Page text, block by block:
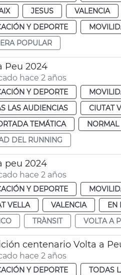
JESUS VALENCIA
Y DEPORTE
POPULAR
Peu 2024
hace 2 años
Y DEPORTE
LAS AUDIENCIAS
CIUTAT
TEMÁTICA
NORMAL
DEL RUNNING
peu 2024
hace 2 años
Y DEPORTE
VELLA
VALENCIA EN
TRÀNSIT VOLTA A
centenario Volta a
hace 2 años
Y DEPORTE TODAS